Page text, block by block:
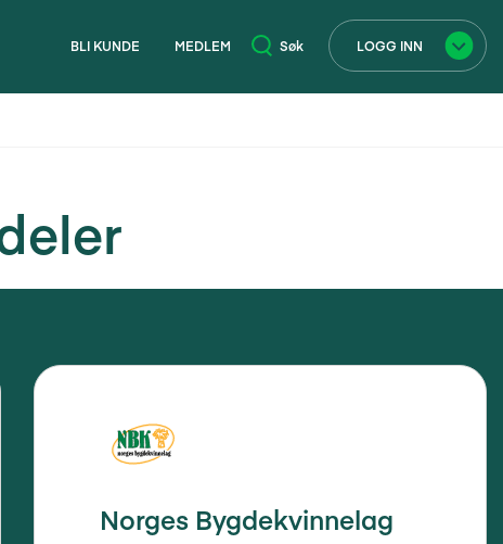
BLI KUNDE MEDLEM Søk LOGG INN
Norges Bygdekvinnelag